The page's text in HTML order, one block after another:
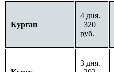
Курган
4 дня.
| 320
руб.
3 дня.